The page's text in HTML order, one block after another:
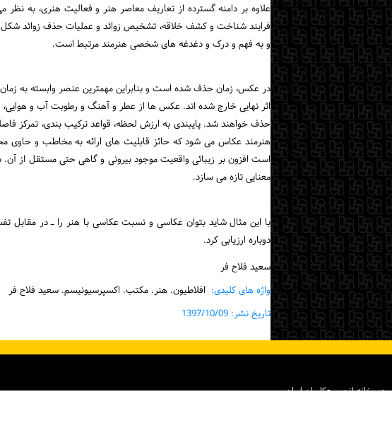
علاوه بر دامنه گسترده از تعاریف معاصر هنر و فعالیت هنری، به
فرایند شناخت و کشف خلاقه، تشخیص زوائد و عملیات حذف زوائد
و به فهم و درک و دغدغه های شخصی هنرمند مرتبط است.
در عکس، زمان حذف شده است و بنابراین مهمترین عنصر وابسته به
اثر نهایی خارج شده اند. عکس ها از عطر و آهنگ و رطوبت آب و
حذف خواهند شد. پایبندی به ارزش لحظه، قواعد ترکیب بندی، تمرکز
هنرمند عکاس می شود که حائز قابلیت های ارائه به مخاطب و حاوی
است افزون بر زیبائی واقعیت موجود بیرونی و گاهی حتی مستقل از آن.
معنایی تازه می سازد.
با این مثال شاید بتوان عکاسی و نسبت عکاسی با هنر را ـ در مقابل
دوباره ارزیابی کرد.
سعید فلاح فر
واژه های کلیدی: افلاطیون. هنر. مکتب. اکسپرسیونیسم. سعید فلاح فر
تاریخ نشر: 1397/10/09
دبیرخانه انجمن عکاسان ایران